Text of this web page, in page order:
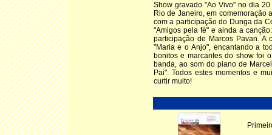
Show gravado "Ao Vivo" no dia
Rio de Janeiro, em comemoração
com a participação do Dunga da
"Amigos pela fé" e ainda a
participação de Marcos Pavan. A
"Maria e o Anjo", encantando a
bonitos e marcantes do show foi
banda, ao som do piano de
Pai". Todos estes momentos e
curtir muito!